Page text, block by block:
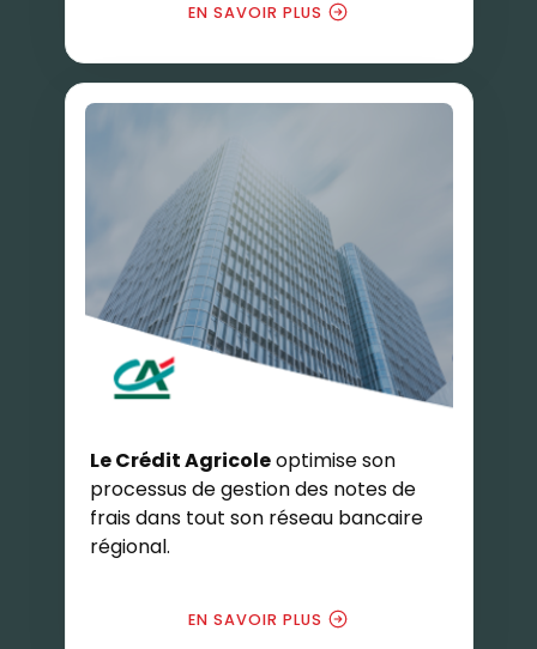
EN SAVOIR PLUS
Le Crédit Agricoleoptimise son
processus de gestion des notes de
frais dans tout son réseau bancaire
régional.
EN SAVOIR PLUS